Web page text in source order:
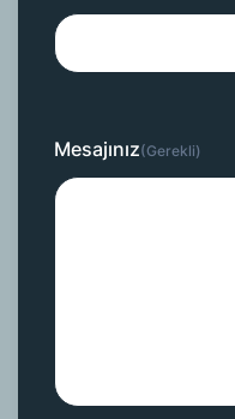
Mesajınız(Gerekli)